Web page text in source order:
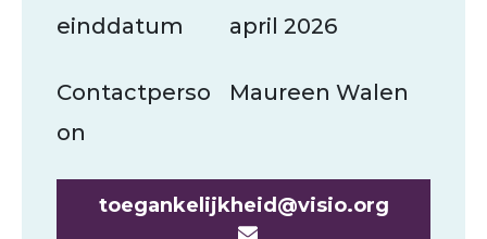
einddatum
april 2026
Contactperso
on
Maureen Walen
toegankelijkheid@visio.org